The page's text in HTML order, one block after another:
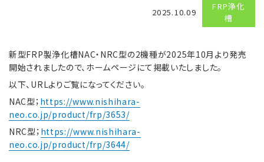
2025.10.09
FRP浄化
槽
新型FRP製浄化槽NAC・NRC型の2機種が2025年10月より発売
開始されましたので、ホームページにて掲載いたしました。
以下、URLよりご覧になってください。
NAC型； https://www.nishihara-
neo.co.jp/product/frp/3653/
NRC型； https://www.nishihara-
neo.co.jp/product/frp/3644/